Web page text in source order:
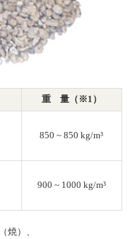
重 量（※1）
850 ~ 850 kg/m³
900 ~ 1000 kg/m³
焼）、